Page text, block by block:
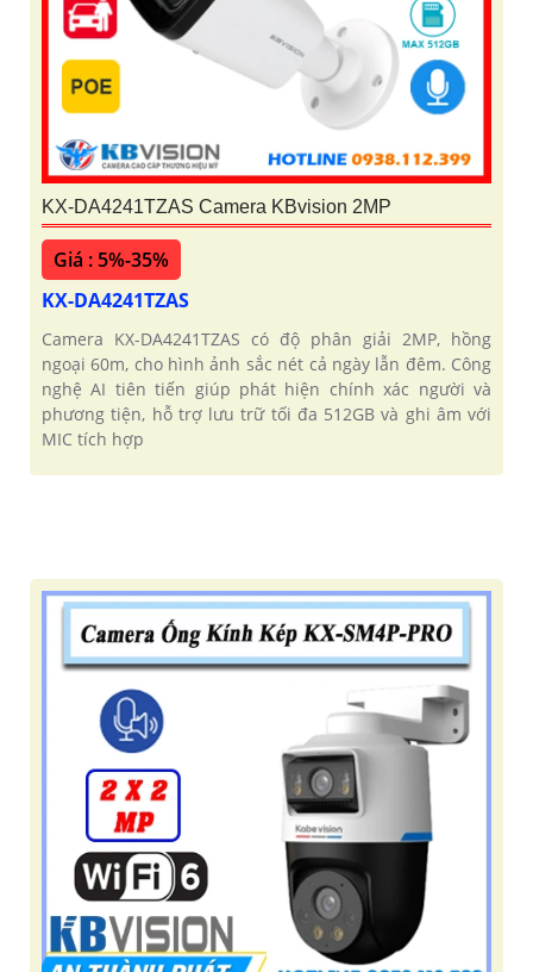
KX-DA4241TZAS Camera KBvision 2MP
Giá : 5%-35%
KX-DA4241TZAS
Camera KX-DA4241TZAS có độ phân giải 2MP, hồng
ngoại 60m, cho hình ảnh sắc nét cả ngày lẫn đêm. Công
nghệ AI tiên tiến giúp phát hiện chính xác người và
phương tiện, hỗ trợ lưu trữ tối đa 512GB và ghi âm với
MIC tích hợp